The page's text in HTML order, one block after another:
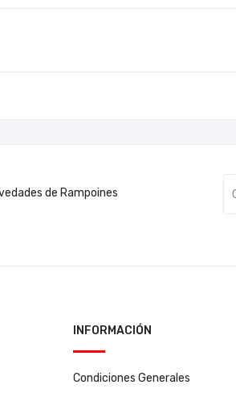
de Rampoines
INFORMACIÓN
Condiciones Generales